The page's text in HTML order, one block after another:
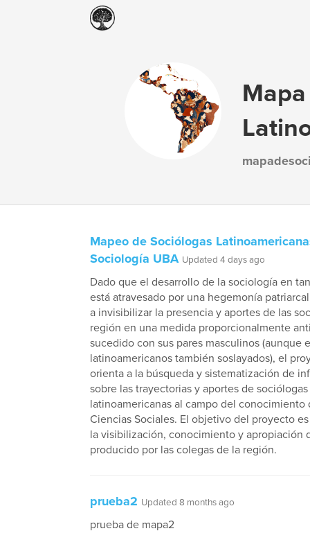
Mapeo de Sociólogas
Sociología UBA Updated 4 days ago
Dado que el desarrollo de la sociología en
está atravesado por una hegemonía
a invisibilizar la presencia y aportes de las
región en una medida proporcionalmente
sucedido con sus pares masculinos (aunque
latinoamericanos también soslayados), el
orienta a la búsqueda y sistematización de
sobre las trayectorias y aportes de sociólogas
latinoamericanas al campo del conocimiento
Ciencias Sociales. El objetivo del proyecto
la visibilización, conocimiento y apropiación
producido por las colegas de la región.
prueba2 Updated 8 months ago
prueba de mapa2